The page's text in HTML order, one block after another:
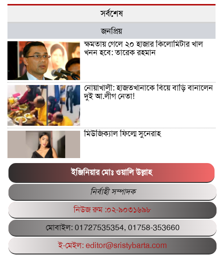
সর্বশেষ
জনপ্রিয়
ক্ষমতায় গেলে ২০ হাজার কিলোমিটার খাল
খনন হবে: তারেক রহমান
নোয়াখালী: হাজতখানাকে বিয়ে বাড়ি বানালেন
দুই আ.লীগ নেতা!
মিউজিক্যাল ফিল্মে সুনেরাহ
পিএসসির সাবেক গাড়িচালক আবেদ আলীর
ছেলে সিয়াম গ্রেপ্তার
বাংলাদেশের পরিবর্তনে গনভোটে হ্যাঁ ভোট
জরুরি: সাখাওয়াত হোসেন
ইঞ্জিনিয়ার মোঃ ওয়ালি উল্লাহ
নির্বাহী সম্পাদক
নিউজ রুম :০২-৯০৩১৬৯৮
মোবাইল: 01727535354, 01758-353660
ই-মেইল: editor@sristybarta.com